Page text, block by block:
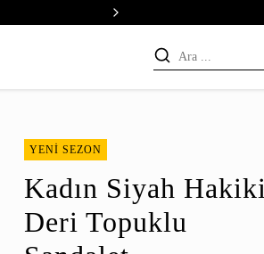
YENİ SEZON
Kadın Siyah Hakiki
Deri Topuklu